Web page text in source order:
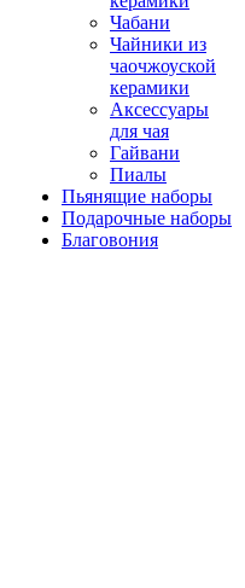
Чабани
Чайники из
чаочжоуской
керамики
Аксессуары
для чая
Гайвани
Пиалы
Пьянящие наборы
Подарочные наборы
Благовония